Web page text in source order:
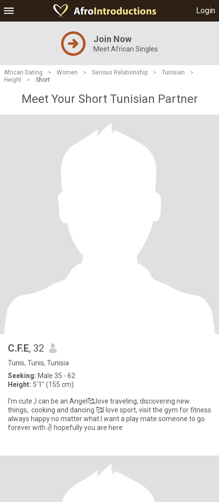
Login
Join Now
Meet African Singles
African Dating > Women > Serious Relationship > Tunisian
>
Height
> Short
Meet Your Short Tunisian Partner
C.F.E, 32
Tunis, Tunis, Tunisia
Seeking: Male 35 - 62
Height: 5'1" (155 cm)
I'm cute ,I can be an Angel🥰,love traveling, discovering new
things,. cooking and dancing 🥰I love sport, visit the gym for fitness
always happy no matter what.I want a play mate someone to go
forever with ✌️ hopefully you are here